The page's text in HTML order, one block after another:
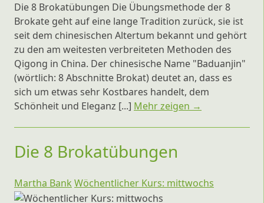
Die 8 Brokatübungen Die Übungsmethode der 8
Brokate geht auf eine lange Tradition zurück, sie ist
seit dem chinesischen Altertum bekannt und gehört
zu den am weitesten verbreiteten Methoden des
Qigong in China. Der chinesische Name "Baduanjin"
(wörtlich: 8 Abschnitte Brokat) deutet an, dass es
sich um etwas sehr Kostbares handelt, dem
Schönheit und Eleganz [...] Mehr zeigen →
Die 8 Brokatübungen
Martha Bank Wöchentlicher Kurs: mittwochs